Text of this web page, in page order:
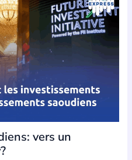
vers un